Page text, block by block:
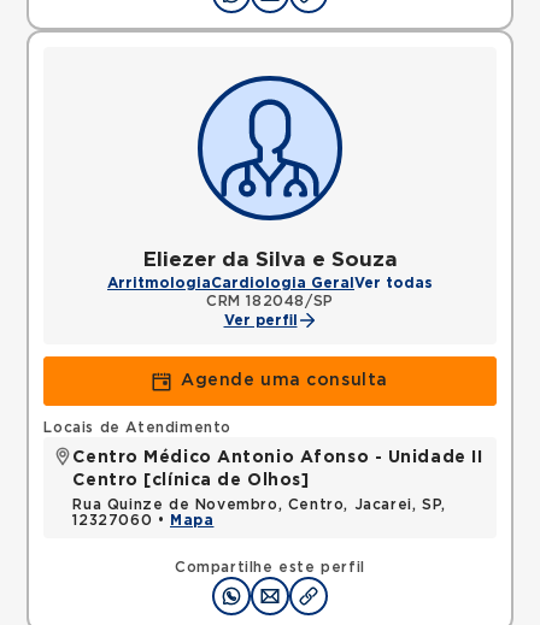
Eliezer da Silva e Souza
ArritmologiaCardiologia Geral Ver todas
CRM 182048/SP
Ver perfil
Agende uma consulta
Compartilhe este perfil
Locais de Atendimento
Centro Médico Antonio Afonso - Unidade II
Centro [clínica de Olhos]
Rua Quinze de Novembro, Centro, Jacarei, SP,
12327060 •
Mapa